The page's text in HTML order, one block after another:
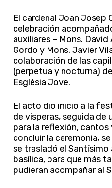
El cardenal Joan Josep
celebración
auxiliares – Mons. David
Gordo y Mons. Javier
colaboración de las
(perpetua y nocturna)
Església Jove.
El acto dio inicio a la
de vísperas, seguida de
para la reflexión,
concluir la ceremonia,
se trasladó el Santísimo
basílica, para que más
pudieran acompañar al